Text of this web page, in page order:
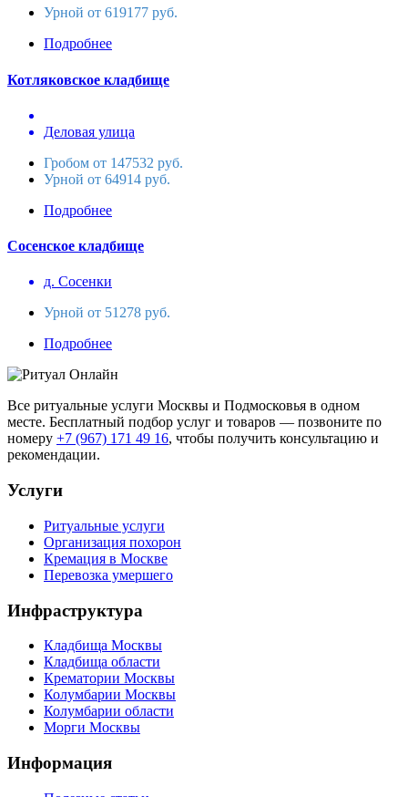
Урной от 619177 руб.
Подробнее
Котляковское кладбище
Деловая улица
Гробом от 147532 руб.
Урной от 64914 руб.
Подробнее
Сосенское кладбище
д. Сосенки
Урной от 51278 руб.
Подробнее
Все ритуальные услуги Москвы и Подмосковья в одном
месте. Бесплатный подбор услуг и товаров — позвоните по
номеру +7 (967) 171 49 16, чтобы получить консультацию и
рекомендации.
Услуги
Ритуальные услуги
Организация похорон
Кремация в Москве
Перевозка умершего
Инфраструктура
Кладбища Москвы
Кладбища области
Крематории Москвы
Колумбарии Москвы
Колумбарии области
Морги Москвы
Информация